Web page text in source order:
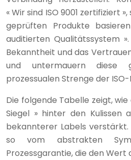
« Wir sind ISO 9001 zertifiziert
geprüften Produkte
auditierten Qualitätssystem
Bekanntheit und das
und untermauern diese
prozessualen Strenge der
Die folgende Tabelle zeigt, wie
Siegel » hinter den Kulissen
bekannterer Labels
so vom abstrakten
Prozessgarantie, die den Wert